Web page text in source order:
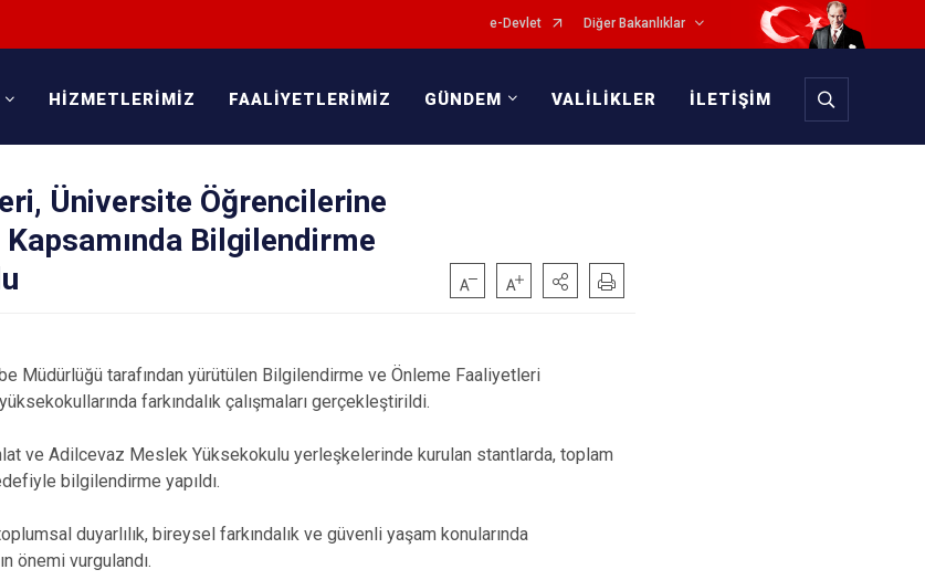
e-Devlet Diğer Bakanlıklar
HİZMETLERİMİZ FAALİYETLERİMİZ GÜNDEM VALİLİKLER İLETİŞİM
Üniversite Öğrencilerine
Bilgilendirme
Müdürlüğü tarafından yürütülen Bilgilendirme ve Önleme Faaliyetleri
farkındalık çalışmaları gerçekleştirildi.
ve Adilcevaz Meslek Yüksekokulu yerleşkelerinde kurulan stantlarda, toplam
bilgilendirme yapıldı.
duyarlılık, bireysel farkındalık ve güvenli yaşam konularında
önemi vurgulandı.